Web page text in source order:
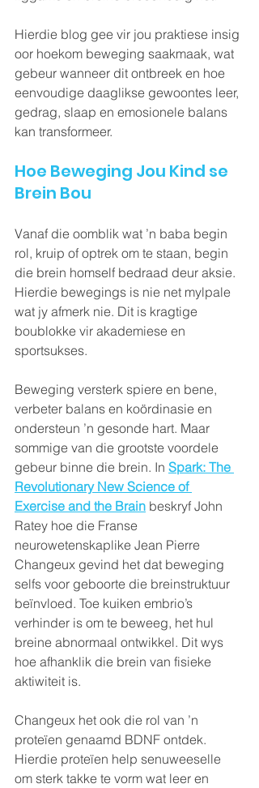
Hierdie blog gee vir jou praktiese insig
oor hoekom beweging saakmaak, wat
gebeur wanneer dit ontbreek en hoe
eenvoudige daaglikse gewoontes leer,
gedrag, slaap en emosionele balans
kan transformeer.
Hoe Beweging Jou Kind se
Brein Bou
Vanaf die oomblik wat ’n baba begin
rol, kruip of optrek om te staan, begin
die brein homself bedraad deur aksie.
Hierdie bewegings is nie net mylpale
wat jy afmerk nie. Dit is kragtige
boublokke vir akademiese en
sportsukses.
Beweging versterk spiere en bene,
verbeter balans en koördinasie en
ondersteun ’n gesonde hart. Maar
sommige van die grootste voordele
gebeur binne die brein. In Spark: The
Revolutionary New Science of
Exercise and the Brain beskryf John
Ratey hoe die Franse
neurowetenskaplike Jean Pierre
Changeux gevind het dat beweging
selfs voor geboorte die breinstruktuur
beïnvloed. Toe kuiken embrio’s
verhinder is om te beweeg, het hul
breine abnormaal ontwikkel. Dit wys
hoe afhanklik die brein van fisieke
aktiwiteit is.
Changeux het ook die rol van ’n
proteïen genaamd BDNF ontdek.
Hierdie proteïen help senuweeselle
om sterk takke te vorm wat leer en